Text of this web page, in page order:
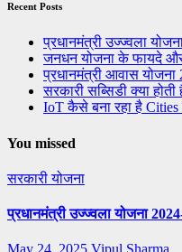
Recent Posts
प्रधानमंत्री उज्ज्वला
जनधन योजना के फायदे
प्रधानमंत्री आवास
सरकारी सब्सिडी क्या
IoT कैसे बना रहा है
You missed
सरकारी योजना
प्रधानमंत्री उज्ज्वला योजना